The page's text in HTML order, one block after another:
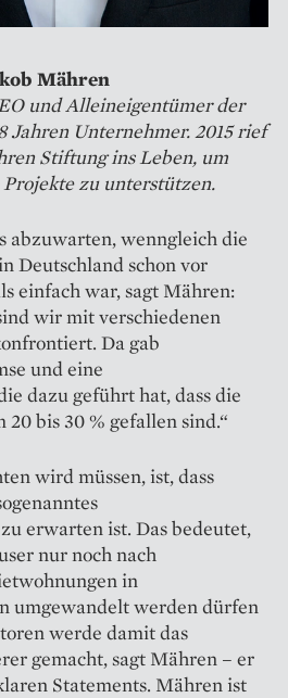
Mähren
und Alleineigentümer der
Jahren Unternehmer. 2015 rief
Stiftung ins Leben, um
zu unterstützen.
abzu­warten, wenngleich die
Deutschland schon vor
einfach war, sagt Mähren:
wir mit verschiedenen
Da gab
und eine
dazu geführt hat, dass die
bis 30 % gefallen sind.“
wird müssen, ist, dass
erwarten ist. Das bedeutet,
nur noch nach
in
um­gewandelt werden dürfen
werde damit das
gemacht, sagt Mähren – er
Statements. Mähren ist